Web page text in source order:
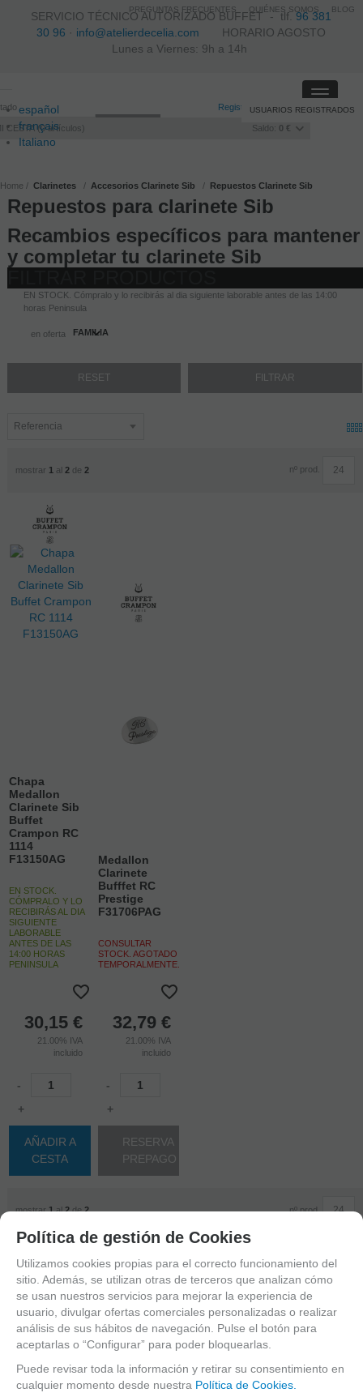
SERVICIO TÉCNICO AUTORIZADO BUFFET -tlf.96 381
30 96 · info@atelierdecelia.com HORARIO AGOSTO
Lunes a Viernes: 9h a 14h
español
français
Italiano
Registro /Iniciar sesión
CESTA 0artículos Saldo: 0 €
USUARIOS REGISTRADOS
Toggle
Home Clarinetes Accesorios Clarinete Sib Repuestos Clarinete Sib
Repuestos para clarinete Sib
Recambios específicos para mantener
y completar tu clarinete Sib
EN STOCK. Cómpralo y lo recibirás al dia siguiente laborable antes de las 14:00
horas Peninsula
en oferta FAMILIA
mostrar 1 al 2de 2 nº prod.
Chapa
Medallon
Clarinete Sib
Buffet
Crampon RC
1114
F13150AG
EN STOCK.
CÓMPRALO Y LO
RECIBIRÁS AL DIA
SIGUIENTE
LABORABLE
ANTES DE LAS
14:00 HORAS
PENINSULA
30,15 €
21.00% IVA
incluido
-
+
AÑADIR A
CESTA
Medallon
Clarinete
Bufffet RC
Prestige
F31706PAG
CONSULTAR
STOCK. AGOTADO
TEMPORALMENTE.
32,79 €
21.00% IVA
incluido
-
+
RESERVA
PREPAGO
mostrar1al2de2 nº prod.
En esta categoría encontrarásrepuestos para
clarinete Sibpensados para mantener,
restaurar o completar tu instrumento con piezas
específicas y de calidad. Una selección orientada
a clarinetistas que buscan cuidar los detalles de
su clarinete y conservar su estética,
funcionalidad y valor.
PREGUNTAS FRECUENTES QUIÉNES SOMOS BLOG
Política de gestión de Cookies
Utilizamos cookies propias para el correcto funcionamiento del
sitio. Además, se utilizan otras de terceros que analizan cómo
se usan nuestros servicios para mejorar la experiencia de
usuario, divulgar ofertas comerciales personalizadas o realizar
análisis de sus hábitos de navegación. Pulse el botón para
aceptarlas o “Configurar” para poder bloquearlas.
Puede revisar toda la información y retirar su consentimiento en
cualquier momento desde nuestra Política de Cookies.